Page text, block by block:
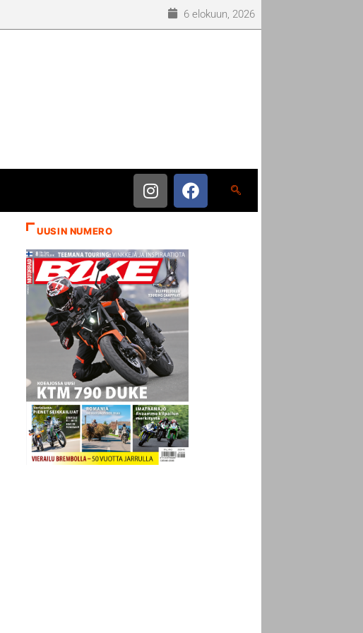
6 elokuun, 2026
UUSIN NUMERO